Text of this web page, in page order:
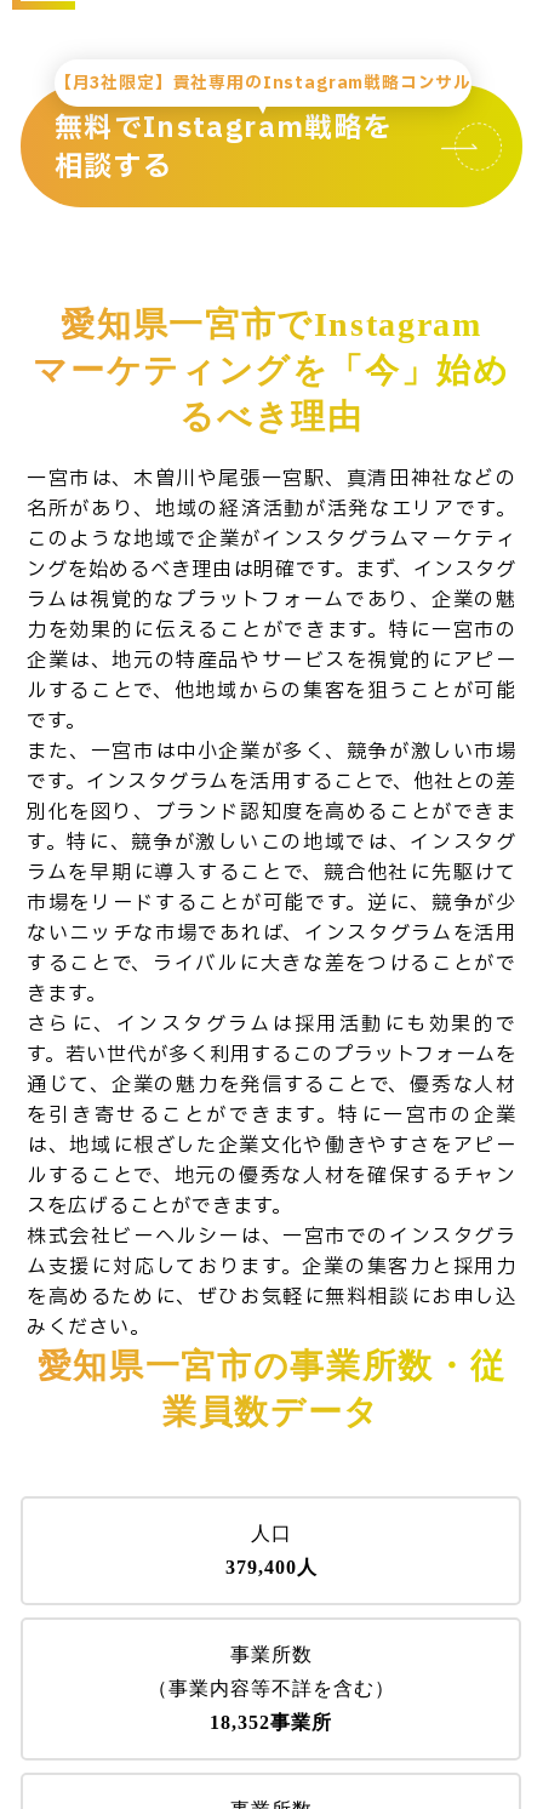
【月3社限定】貴社専用のInstagram戦略コンサル
無料でInstagram戦略を
相談する
愛知県一宮市でInstagram
マーケティングを「今」始め
るべき理由
一宮市は、木曽川や尾張一宮駅、真清田神社などの
名所があり、地域の経済活動が活発なエリアです。
このような地域で企業がインスタグラムマーケティ
ングを始めるべき理由は明確です。まず、インスタグ
ラムは視覚的なプラットフォームであり、企業の魅
力を効果的に伝えることができます。特に一宮市の
企業は、地元の特産品やサービスを視覚的にアピー
ルすることで、他地域からの集客を狙うことが可能
です。
また、一宮市は中小企業が多く、競争が激しい市場
です。インスタグラムを活用することで、他社との差
別化を図り、ブランド認知度を高めることができま
す。特に、競争が激しいこの地域では、インスタグ
ラムを早期に導入することで、競合他社に先駆けて
市場をリードすることが可能です。逆に、競争が少
ないニッチな市場であれば、インスタグラムを活用
することで、ライバルに大きな差をつけることがで
きます。
さらに、インスタグラムは採用活動にも効果的で
す。若い世代が多く利用するこのプラットフォームを
通じて、企業の魅力を発信することで、優秀な人材
を引き寄せることができます。特に一宮市の企業
は、地域に根ざした企業文化や働きやすさをアピー
ルすることで、地元の優秀な人材を確保するチャン
スを広げることができます。
株式会社ビーヘルシーは、一宮市でのインスタグラ
ム支援に対応しております。企業の集客力と採用力
を高めるために、ぜひお気軽に無料相談にお申し込
みください。
愛知県一宮市の事業所数・従
業員数データ
人口
379,400人
事業所数
（事業内容等不詳を含む）
18,352事業所